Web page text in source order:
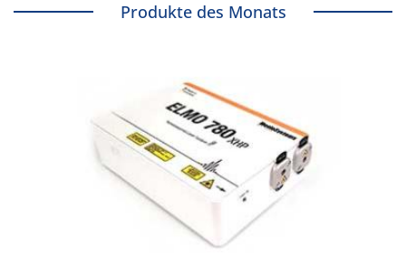
Produkte des Monats